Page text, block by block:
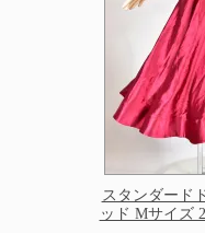
スタンダード
ッド Mサイズ